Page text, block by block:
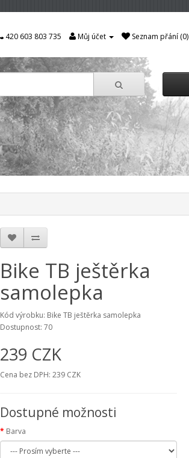
420 603 803 735 Můj účet Seznam přání (0)
Bike TB ještěrka
samolepka
Kód výrobku: Bike TB ještěrka samolepka
Dostupnost: 70
239 CZK
Cena bez DPH: 239 CZK
Dostupné možnosti
Barva